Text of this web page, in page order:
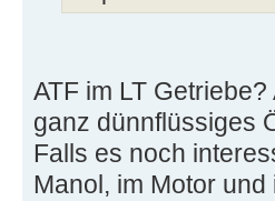
ATF im LT
ganz dünnflüssiges
Falls es noch
Manol, im Motor und